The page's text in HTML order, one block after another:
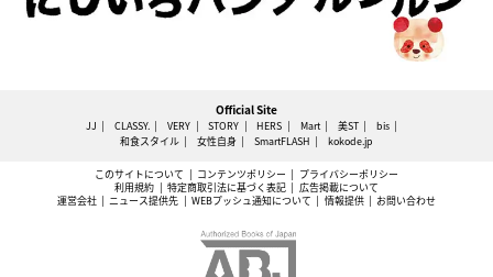
Official Site
JJ CLASSY. VERY STORY HERS Mart 美ST
bis
和食スタイル
女性自身 SmartFLASH kokode.jp
このサイトについて コンテンツポリシー
プライバシーポリシー
利用規約
特定商取引法に基づく表記
広告掲載について
運営会社
ニュース提供先 WEBプッシュ通知について 情報提供 お問い合わせ